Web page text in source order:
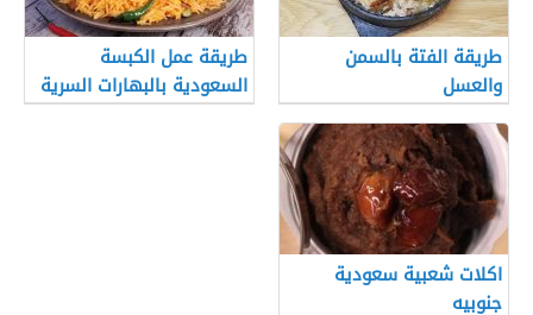
طريقة الفتة بالسمن
والعسل
طريقة عمل الكبسة
السعودية بالبهارات السرية
اكلات شعبية سعودية
جنوبيه